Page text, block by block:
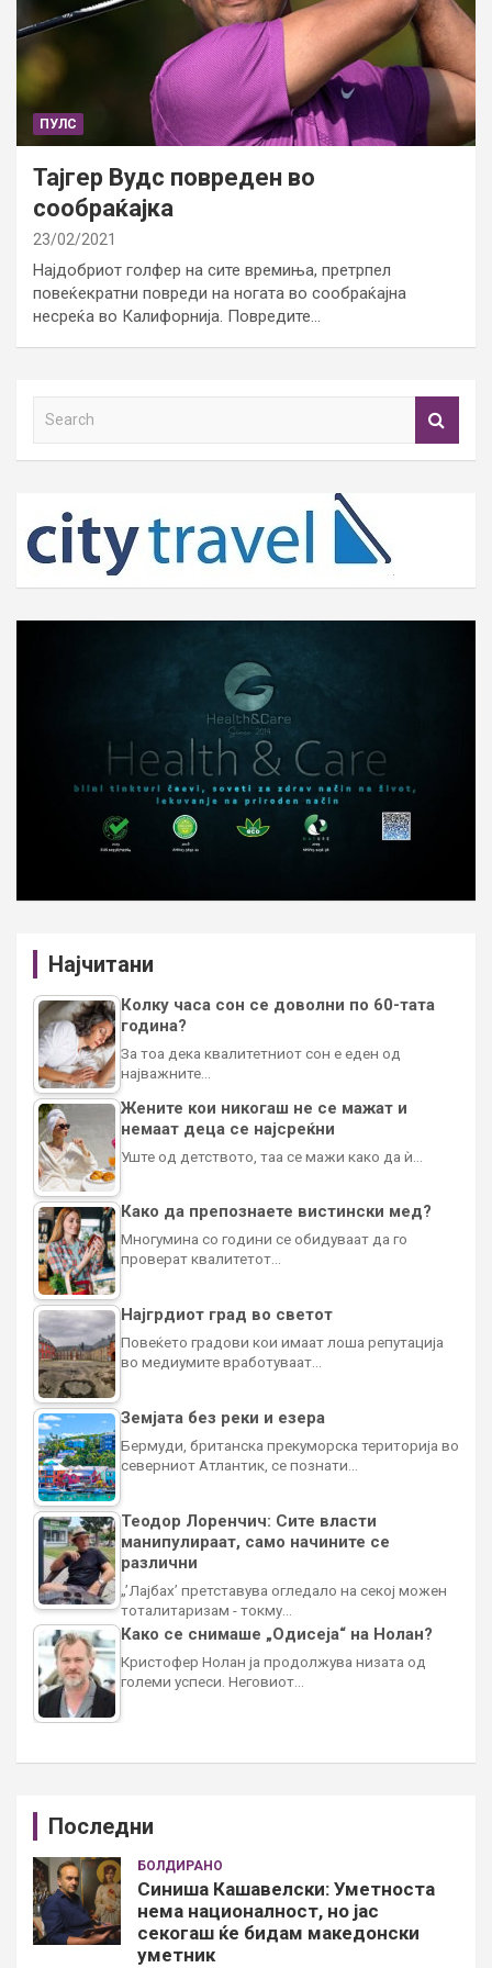
ПУЛС
Тајгер Вудс повреден во
сообраќајка
23/02/2021
Најдобриот голфер на сите времиња, претрпел
повеќекратни повреди на ногата во сообраќајна
несреќа во Калифорнија. Повредите…
h
Најчитани
Колку часа сон се доволни по 60-тата
година?
За тоа дека квалитетниот сон е еден од
најважните…
Жените кои никогаш не се мажат и
немаат деца се најсреќни
Уште од детството, таа се мажи како да ѝ…
Како да препознаете вистински мед?
Многумина со години се обидуваат да го
проверат квалитетот…
Најгрдиот град во светот
Повеќето градови кои имаат лоша репутација
во медиумите вработуваат…
Земјата без реки и езера
Бермуди, британска прекуморска територија во
северниот Атлантик, се познати…
Теодор Лоренчич: Сите власти
манипулираат, само начините се
различни
„’Лајбах’ претставува огледало на секој можен
тоталитаризам - токму…
Како се снимаше „Одисеја“ на Нолан?
Кристофер Нолан ја продолжува низата од
големи успеси. Неговиот…
Последни
БОЛДИРАНО
Синиша Кашавелски: Уметноста
нема националност, но јас
секогаш ќе бидам македонски
уметник